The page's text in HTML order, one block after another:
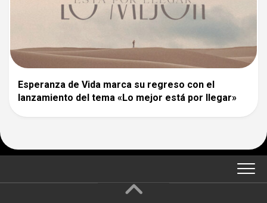
Esperanza de Vida marca su regreso con el
lanzamiento del tema «Lo mejor está por llegar»